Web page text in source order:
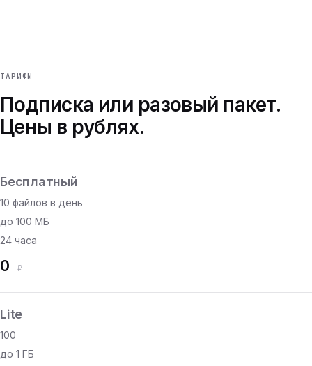
ТАРИФЫ
Подписка или разовый пакет.
Цены в рублях.
Бесплатный
10 файлов в день
до 100 МБ
24 часа
0 ₽
Lite
100
до 1 ГБ